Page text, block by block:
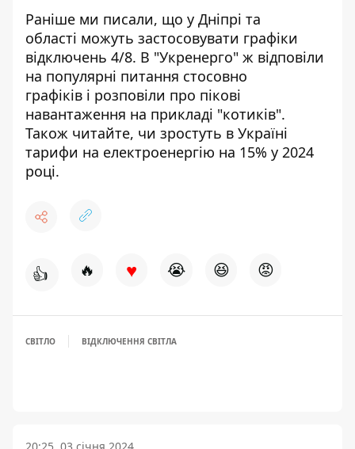
Раніше ми писали, що у Дніпрі та
області можуть застосовувати графіки
відключень 4/8. В "Укренерго" ж відповіли
на популярні питання стосовно
графіків і розповіли про пікові
навантаження на прикладі "котиків".
Також читайте, чи зростуть в Україні
тарифи на електроенергію на 15% у 2024
році.
👍 🔥 ♥ 😭 😆 😡
СВІТЛО ВІДКЛЮЧЕННЯ СВІТЛА